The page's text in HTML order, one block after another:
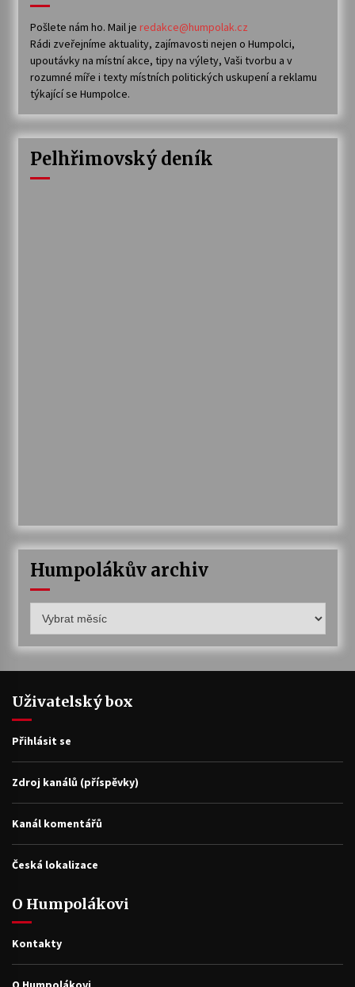
Pošlete nám ho. Mail je redakce@humpolak.cz
Rádi zveřejníme aktuality, zajímavosti nejen o Humpolci,
upoutávky na místní akce, tipy na výlety, Vaši tvorbu a v
rozumné míře i texty místních politických uskupení a reklamu
týkající se Humpolce.
Pelhřimovský deník
Humpolákův archiv
archiv
Uživatelský box
Přihlásit se
Zdroj kanálů (příspěvky)
Kanál komentářů
Česká lokalizace
O Humpolákovi
Kontakty